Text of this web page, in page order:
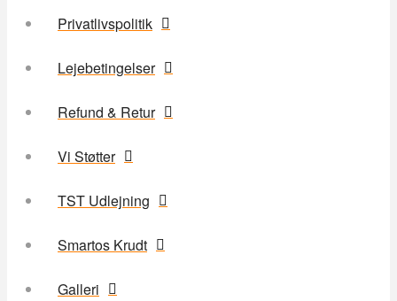
Privatlivspolitik
Lejebetingelser
Refund & Retur
Vi Støtter
TST Udlejning
Smartos Krudt
Galleri